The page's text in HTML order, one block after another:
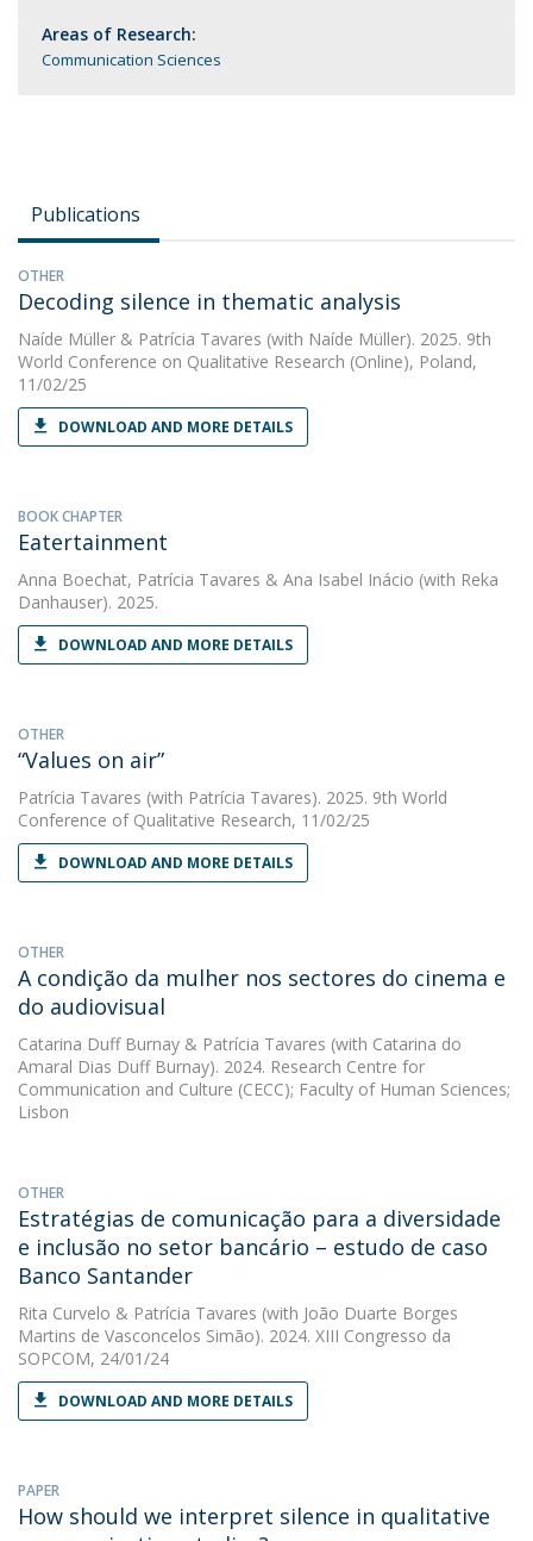
Areas of Research:
Communication Sciences
Publications
OTHER
Decoding silence in thematic analysis
Naíde Müller & Patrícia Tavares (with Naíde Müller). 2025. 9th
World Conference on Qualitative Research (Online), Poland,
11/02/25
DOWNLOAD AND MORE DETAILS
BOOK CHAPTER
Eatertainment
Anna Boechat, Patrícia Tavares & Ana Isabel Inácio (with Reka
Danhauser). 2025.
DOWNLOAD AND MORE DETAILS
OTHER
“Values on air”
Patrícia Tavares (with Patrícia Tavares). 2025. 9th World
Conference of Qualitative Research, 11/02/25
DOWNLOAD AND MORE DETAILS
OTHER
A condição da mulher nos sectores do cinema e
do audiovisual
Catarina Duff Burnay & Patrícia Tavares (with Catarina do
Amaral Dias Duff Burnay). 2024. Research Centre for
Communication and Culture (CECC); Faculty of Human Sciences;
Lisbon
OTHER
Estratégias de comunicação para a diversidade
e inclusão no setor bancário – estudo de caso
Banco Santander
Rita Curvelo & Patrícia Tavares (with João Duarte Borges
Martins de Vasconcelos Simão). 2024. XIII Congresso da
SOPCOM, 24/01/24
DOWNLOAD AND MORE DETAILS
PAPER
How should we interpret silence in qualitative